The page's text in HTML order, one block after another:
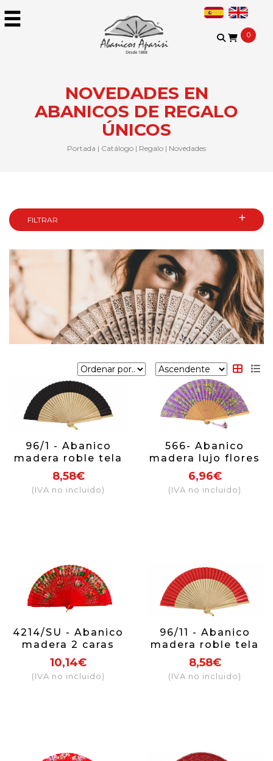
0
NOVEDADES EN
ABANICOS DE REGALO
ÚNICOS
Portada | Catálogo | Regalo | Novedades
FILTRAR
96/1 - Abanico
madera roble tela
negra
8,58€
(IVA no incluido)
566- Abanico
madera lujo flores
cachemire (colores
surtidos)
6,96€
(IVA no incluido)
4214/SU - Abanico
madera 2 caras
lujo flores (colores
surtidos)
10,14€
(IVA no incluido)
96/11 - Abanico
madera roble tela
roja
8,58€
(IVA no incluido)